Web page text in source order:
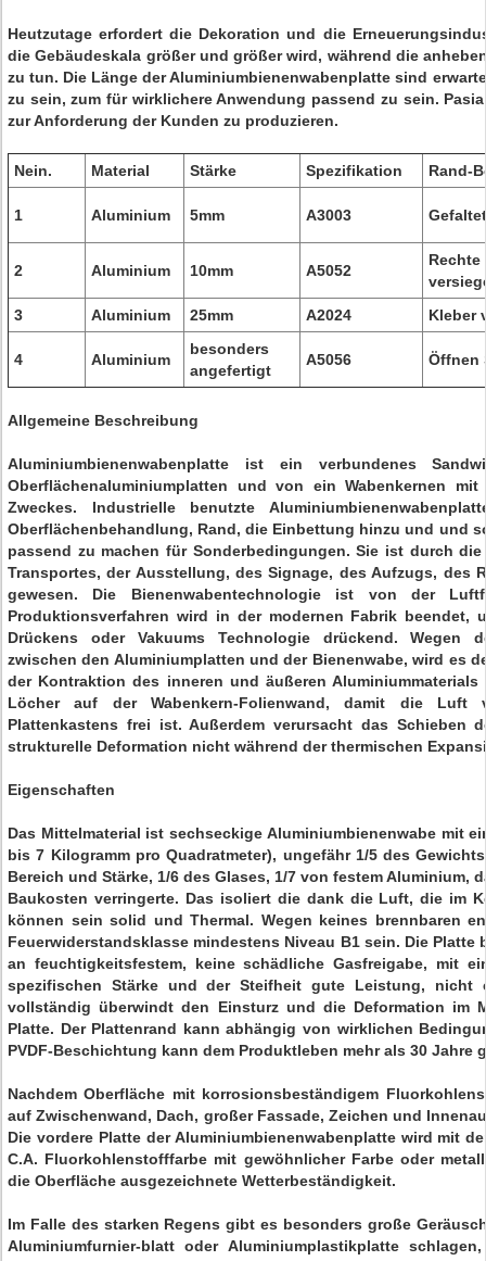
Heutzutage erfordert die Dekoration und die
die Gebäudeskala größer und größer wird, während die
zu tun. Die Länge der Aluminiumbienenwabenplatte sind
zu sein, zum für wirklichere Anwendung passend zu sein.
zur Anforderung der Kunden zu produzieren.
Nein. Material Stärke Spezifikation Rand-
1 Aluminium 5mm A3003 Gefaltet
2 Aluminium 10mm A5052
3
Aluminium 25mm A2024 Kleber
4 Aluminium
besonders
angefertigt
A5056 Öffnen
Allgemeine Beschreibung
Aluminiumbienenwabenplatte ist ein verbundenes
Oberflächenaluminiumplatten und von ein Wabenkernen
Zweckes. Industrielle benutzte
Oberflächenbehandlung, Rand, die Einbettung hinzu und und
passend zu machen für Sonderbedingungen. Sie ist durch
Transportes, der Ausstellung, des Signage, des Aufzugs, des
gewesen. Die Bienenwabentechnologie ist von der
Produktionsverfahren wird in der modernen Fabrik beendet,
Drückens oder Vakuums Technologie drückend. Wegen
zwischen den Aluminiumplatten und der Bienenwabe, wird es
der Kontraktion des inneren und äußeren
Löcher auf der Wabenkern-Folienwand, damit die Luft
Plattenkastens frei ist. Außerdem verursacht das Schieben
strukturelle Deformation nicht während der thermischen
Eigenschaften
Das Mittelmaterial ist sechseckige Aluminiumbienenwabe mit
bis 7 Kilogramm pro Quadratmeter), ungefähr 1/5 des
Bereich und Stärke, 1/6 des Glases, 1/7 von festem Aluminium,
Baukosten verringerte. Das isoliert die dank die Luft, die im
können sein solid und Thermal. Wegen keines brennbaren
Feuerwiderstandsklasse mindestens Niveau B1 sein. Die
an feuchtigkeitsfestem, keine schädliche Gasfreigabe, mit
spezifischen Stärke und der Steifheit gute Leistung, nicht
vollständig überwindt den Einsturz und die Deformation im
Platte. Der Plattenrand kann abhängig von wirklichen
PVDF-Beschichtung kann dem Produktleben mehr als 30 Jahre
Nachdem Oberfläche mit korrosionsbeständigem
auf Zwischenwand, Dach, großer Fassade, Zeichen und
Die vordere Platte der Aluminiumbienenwabenplatte wird mit
C.A. Fluorkohlenstofffarbe mit gewöhnlicher Farbe oder
die Oberfläche ausgezeichnete Wetterbeständigkeit.
Im Falle des starken Regens gibt es besonders große
Aluminiumfurnier-blatt oder Aluminiumplastikplatte